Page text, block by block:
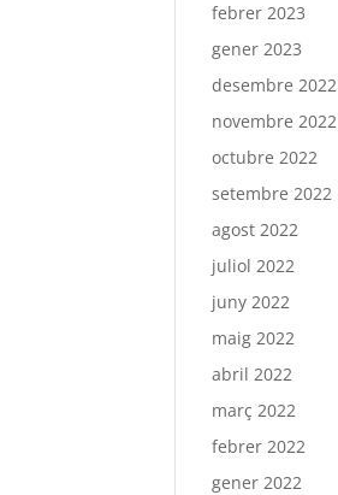
febrer 2023
gener 2023
desembre 2022
novembre 2022
octubre 2022
setembre 2022
agost 2022
juliol 2022
juny 2022
maig 2022
abril 2022
març 2022
febrer 2022
gener 2022